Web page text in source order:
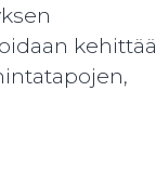
kehittää